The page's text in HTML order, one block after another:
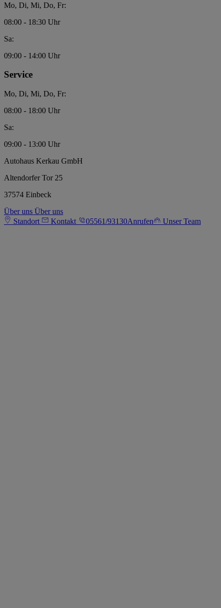
Mo, Di, Mi, Do, Fr:
08:00 - 18:30 Uhr
Sa:
09:00 - 14:00 Uhr
Service
Mo, Di, Mi, Do, Fr:
08:00 - 18:00 Uhr
Sa:
09:00 - 13:00 Uhr
Autohaus Kerkau GmbH
Altendorfer Tor 25
37574 Einbeck
Über uns Über uns
Standort
Kontakt 05561/93130Anrufen Unser Team